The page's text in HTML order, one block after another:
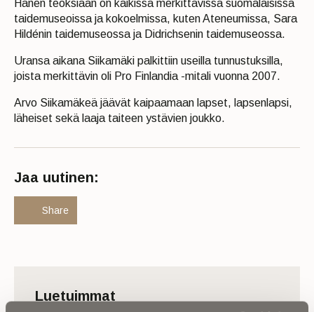
Hänen teoksiaan on kaikissa merkittävissä suomalaisissa
taidemuseoissa ja kokoelmissa, kuten Ateneumissa, Sara
Hildénin taidemuseossa ja Didrichsenin taidemuseossa.
Uransa aikana Siikamäki palkittiin useilla tunnustuksilla,
joista merkittävin oli Pro Finlandia -mitali vuonna 2007.
Arvo Siikamäkeä jäävät kaipaamaan lapset, lapsenlapsi,
läheiset sekä laaja taiteen ystävien joukko.
Jaa uutinen:
Share
Luetuimmat